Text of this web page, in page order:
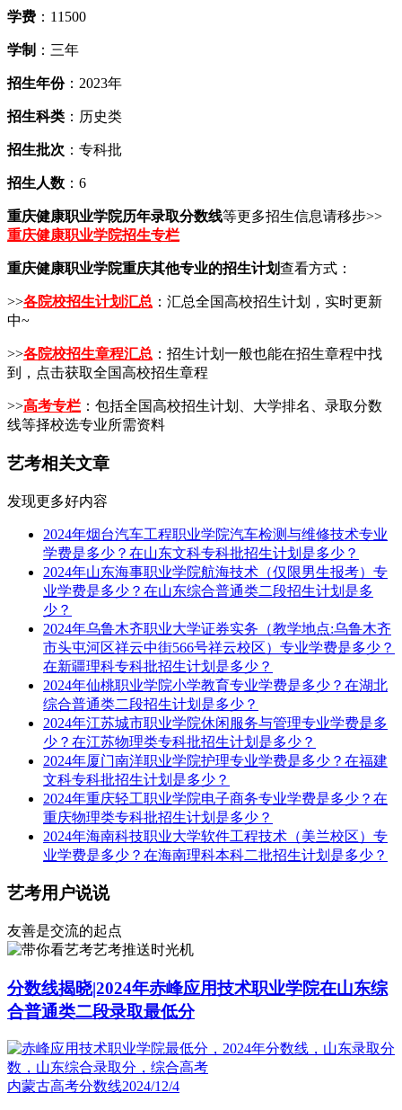
学费 ：11500
学制 ：三年
招生年份：2023年
招生科类 ：历史类
招生批次 ：专科批
招生人数 ：6
重庆健康职业学院历年录取分数线等更多招生信息请移步>>
重庆健康职业学院招生专栏
重庆健康职业学院重庆其他专业的招生计划查看方式：
>>各院校招生计划汇总 ：汇总全国高校招生计划，实时更新
中~
>>各院校招生章程汇总 ：招生计划一般也能在招生章程中找
到，点击获取全国高校招生章程
>>高考专栏 ：包括全国高校招生计划、大学排名、录取分数
线等择校选专业所需资料
艺考相关文章
发现更多好内容
2024年烟台汽车工程职业学院汽车检测与维修技术专业
学费是多少？在山东文科专科批招生计划是多少？
2024年山东海事职业学院航海技术（仅限男生报考）专
业学费是多少？在山东综合普通类二段招生计划是多
少？
2024年乌鲁木齐职业大学证券实务（教学地点:乌鲁木齐
市头屯河区祥云中街566号祥云校区）专业学费是多少？
在新疆理科专科批招生计划是多少？
2024年仙桃职业学院小学教育专业学费是多少？在湖北
综合普通类二段招生计划是多少？
2024年江苏城市职业学院休闲服务与管理专业学费是多
少？在江苏物理类专科批招生计划是多少？
2024年厦门南洋职业学院护理专业学费是多少？在福建
文科专科批招生计划是多少？
2024年重庆轻工职业学院电子商务专业学费是多少？在
重庆物理类专科批招生计划是多少？
2024年海南科技职业大学软件工程技术（美兰校区）专
业学费是多少？在海南理科本科二批招生计划是多少？
艺考用户说说
友善是交流的起点
艺考推送时光机
分数线揭晓|2024年赤峰应用技术职业学院在山东综
合普通类二段录取最低分
内蒙古高考分数线2024/12/4